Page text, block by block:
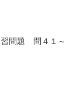
問題 問４１～